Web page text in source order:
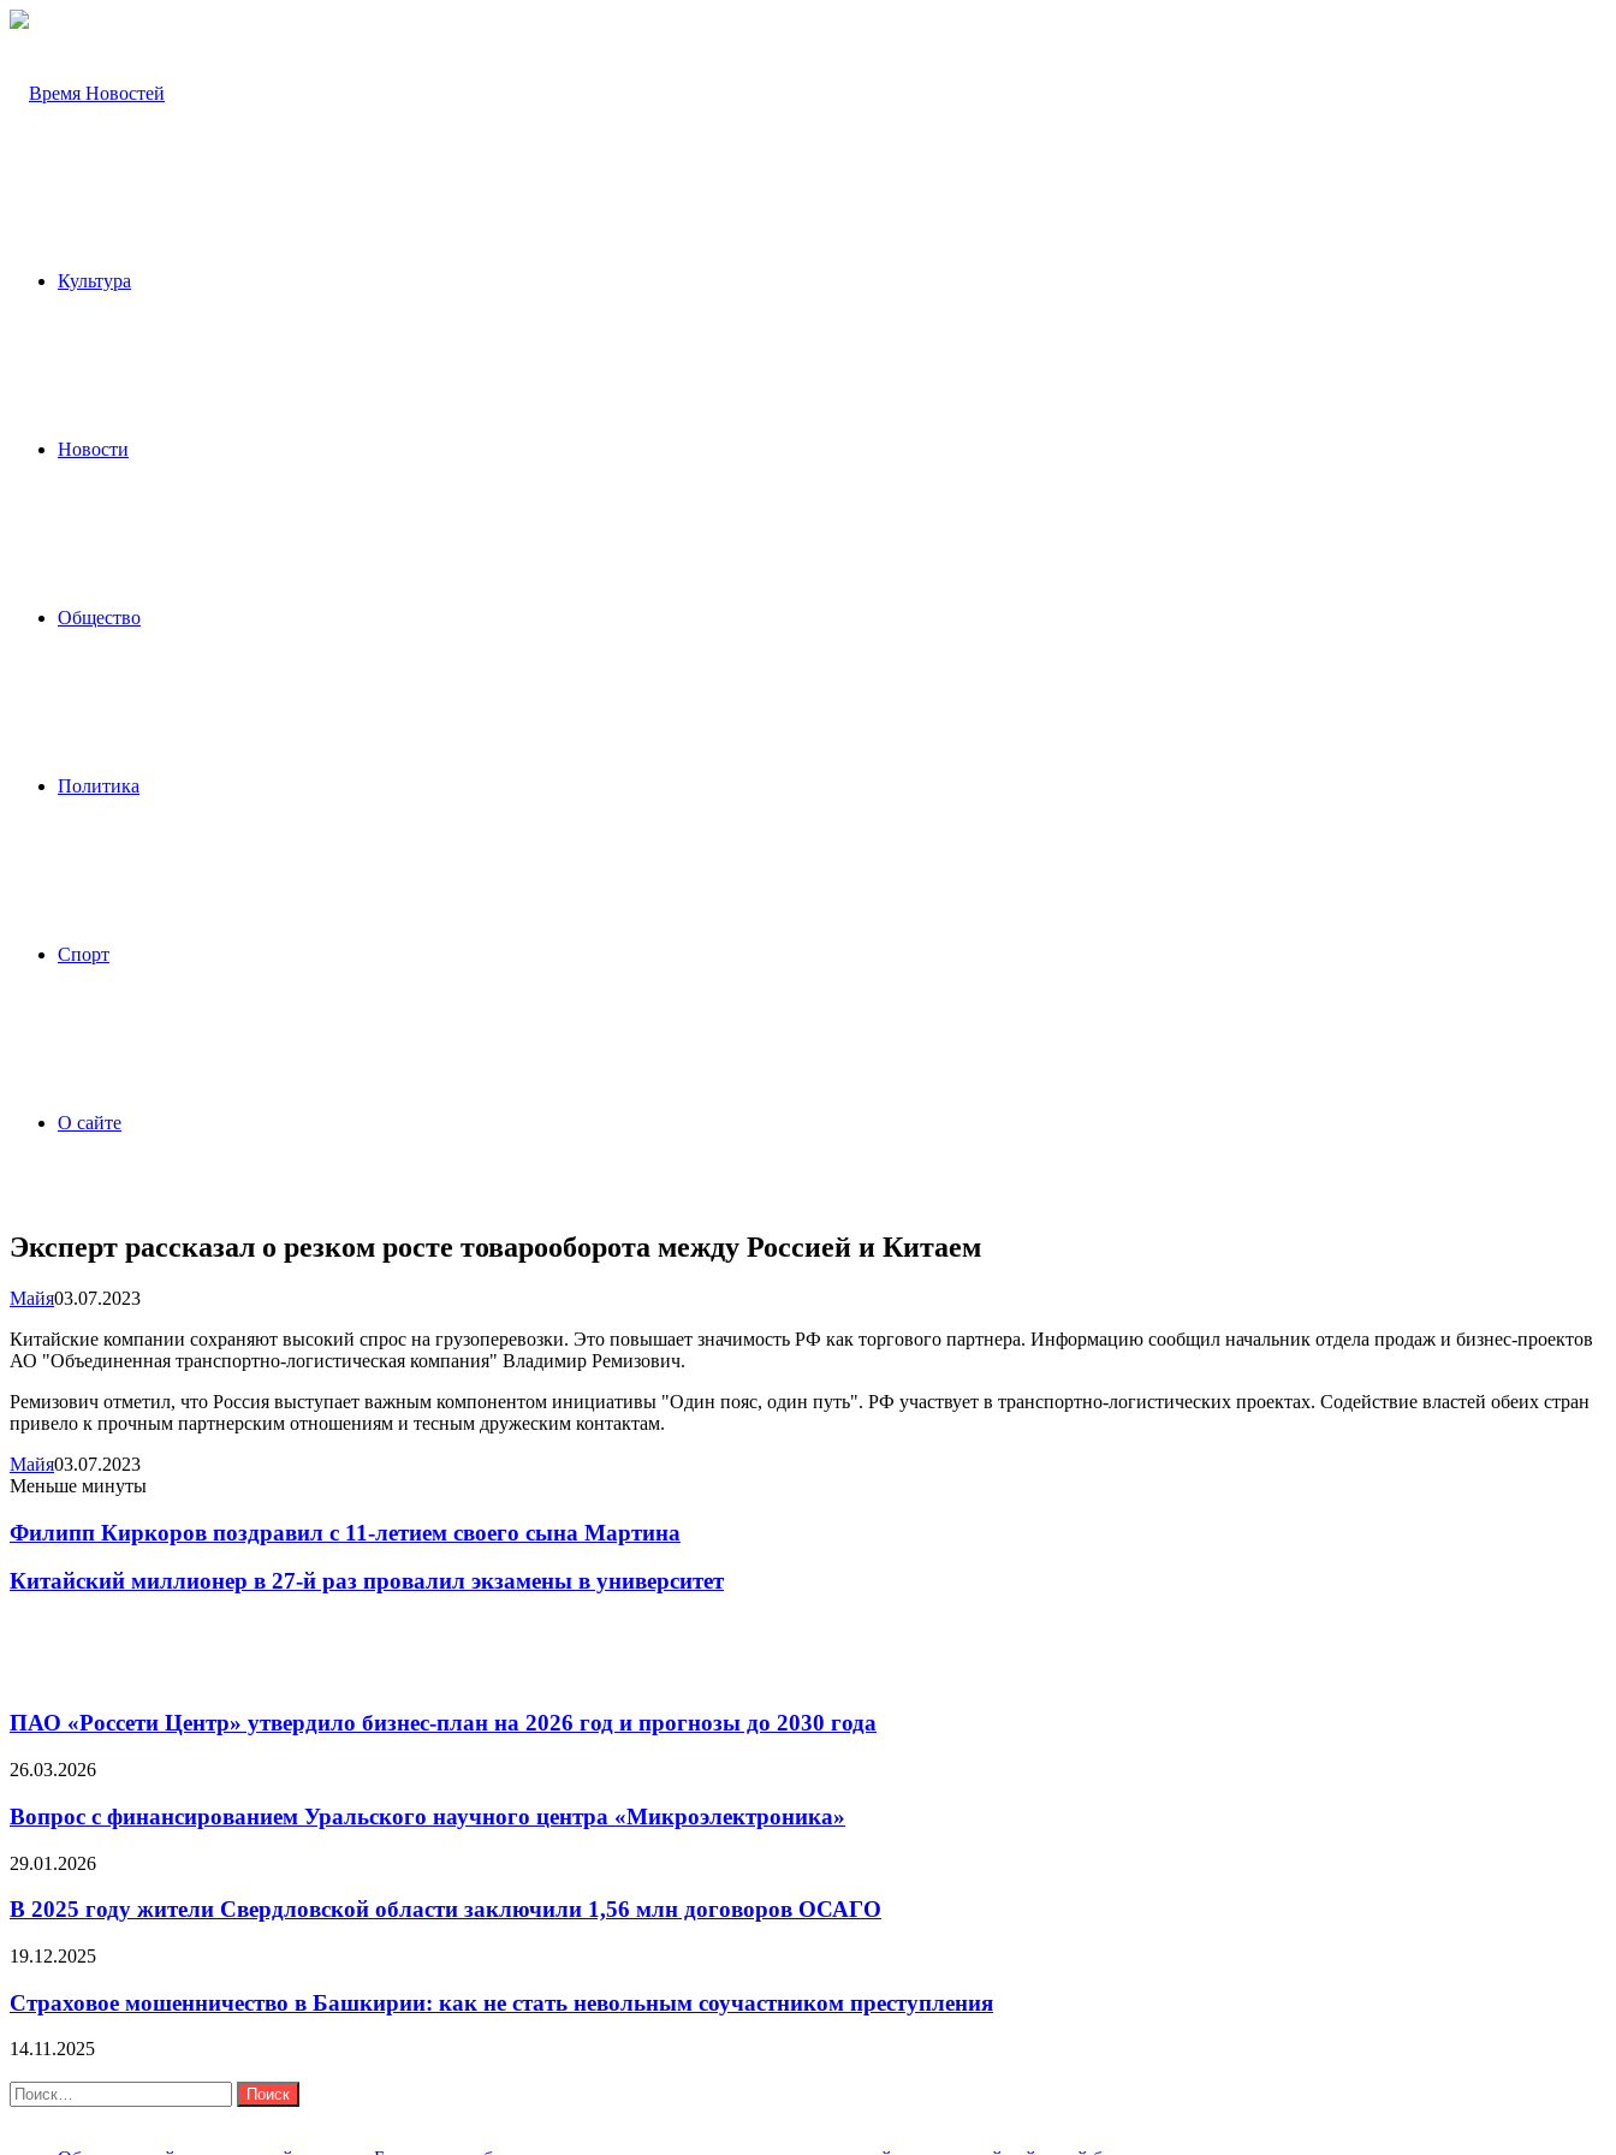
Культура
Новости
Общество
Политика
Спорт
О сайте
Эксперт рассказал о резком росте товарооборота между Россией и Китаем
Майя03.07.2023
Китайские компании сохраняют высокий спрос на грузоперевозки. Это повышает значимость РФ как торгового партнера. Информацию сообщил начальник отдела продаж и бизнес-проектов
АО "Объединенная транспортно-логистическая компания" Владимир Ремизович.
Ремизович отметил, что Россия выступает важным компонентом инициативы "Один пояс, один путь". РФ участвует в транспортно-логистических проектах. Содействие властей обеих стран
привело к прочным партнерским отношениям и тесным дружеским контактам.
Майя03.07.2023
Меньше минуты
Филипп Киркоров поздравил с 11-летием своего сына Мартина
Китайский миллионер в 27-й раз провалил экзамены в университет
ПАО «Россети Центр» утвердило бизнес-план на 2026 год и прогнозы до 2030 года
26.03.2026
Вопрос с финансированием Уральского научного центра «Микроэлектроника»
29.01.2026
В 2025 году жители Свердловской области заключили 1,56 млн договоров ОСАГО
19.12.2025
Страховое мошенничество в Башкирии: как не стать невольным соучастником преступления
14.11.2025
Найти: